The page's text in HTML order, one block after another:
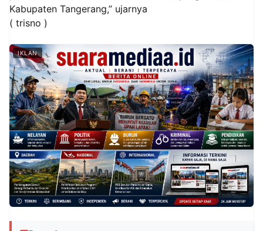
Kabupaten Tangerang,” ujarnya
( trisno )
IKLAN